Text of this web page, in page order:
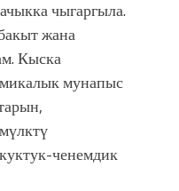
чыгаргыла.
жана
Кыска
мунапыс
ченемдик